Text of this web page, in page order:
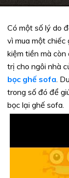
Có một số lý do
vì mua một
kiệm tiền mà
trị cho ngôi nhà
bọc ghế sofa.
trong số đó để
bọc lại ghế sofa.